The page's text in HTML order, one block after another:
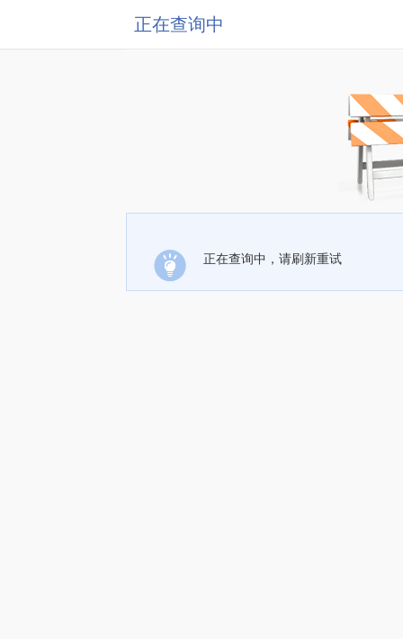
正在查询中
正在查询中，请刷新重试